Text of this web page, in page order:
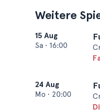
Weitere
15 Aug
Sa • 16:00
24 Aug
Mo • 20:00